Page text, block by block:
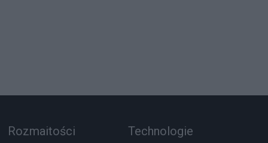
Rozmaitości Technologie